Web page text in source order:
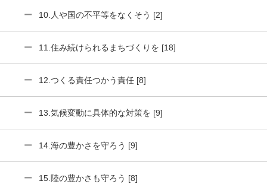
10.人や国の不平等をなくそう [2]
11.住み続けられるまちづくりを [18]
12.つくる責任つかう責任 [8]
13.気候変動に具体的な対策を [9]
14.海の豊かさを守ろう [9]
15.陸の豊かさも守ろう [8]